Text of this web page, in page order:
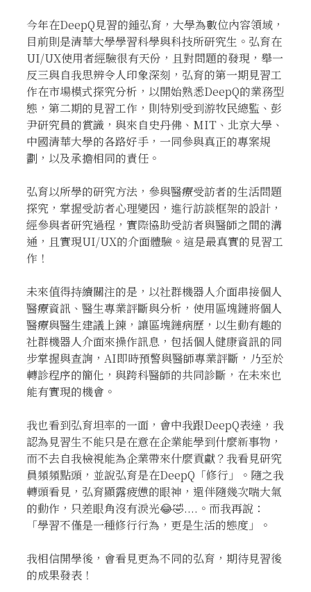
今年在DeepQ見習的鍾弘育，大學為數位內容領域，
目前則是清華大學學習科學與科技所研究生。弘育在
UI/UX使用者經驗很有天份，且對問題的發現，舉一
反三與自我思辨令人印象深刻，弘育的第一期見習工
作在市場模式探究分析，以開始熟悉DeepQ的業務型
態，第二期的見習工作，則特別受到游牧民總監、彭
尹研究員的賞識，與來自史丹佛、MIT、北京大學、
中國清華大學的各路好手，一同參與真正的專案規
劃，以及承擔相同的責任。
弘育以所學的研究方法，參與醫療受訪者的生活問題
探究，掌握受訪者心理變因，進行訪談框架的設計，
經參與者研究過程，實際協助受訪者與醫師之間的溝
通，且實現UI/UX的介面體驗。這是最真實的見習工
作！
未來值得持續關注的是，以社群機器人介面串接個人
醫療資訊、醫生專業評斷與分析，使用區塊鏈將個人
醫療與醫生建議上鍊，讓區塊鏈病歷，以生動有趣的
社群機器人介面來操作訊息，包括個人健康資訊的同
步掌握與查詢，AI即時預警與醫師專業評斷，乃至於
轉診程序的簡化，與跨科醫師的共同診斷，在未來也
能有實現的機會。
我也看到弘育坦率的一面，會中我跟DeepQ表達，我
認為見習生不能只是在意在企業能學到什麼新事物，
而不去自我檢視能為企業帶來什麼貢獻？我看見研究
員頻頻點頭，並說弘育是在DeepQ「修行」。隨之我
轉頭看見，弘育顯露疲憊的眼神，還伴隨幾次喘大氣
的動作，只差眼角沒有淚光😂🤣....。而我再說：
「學習不僅是一種修行行為，更是生活的態度」。
我相信開學後，會看見更為不同的弘育，期待見習後
的成果發表！